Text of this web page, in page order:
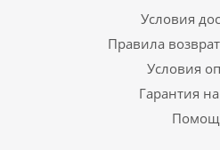
Условия
Правила
Условия
Гарантия